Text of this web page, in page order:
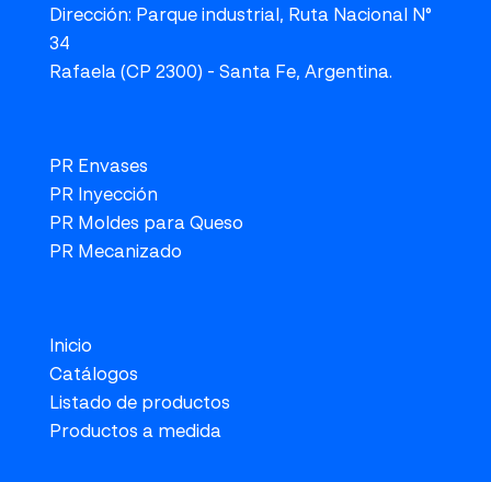
Dirección: Parque industrial, Ruta Nacional N°
34
Rafaela (CP 2300) - Santa Fe, Argentina.
PR Envases
PR Inyección
PR Moldes para Queso
PR Mecanizado
Inicio
Catálogos
Listado de productos
Productos a medida